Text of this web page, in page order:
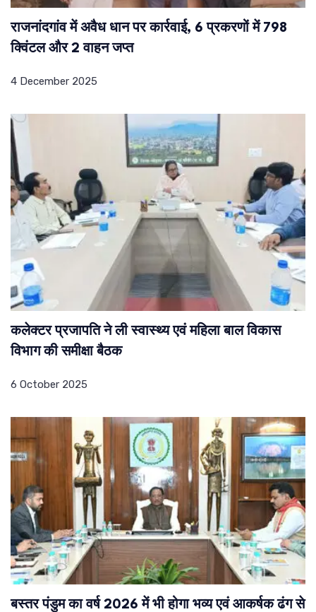
राजनांदगांव में अवैध धान पर कार्रवाई, 6 प्रकरणों में 798
क्विंटल और 2 वाहन जप्त
4 December 2025
कलेक्टर प्रजापति ने ली स्वास्थ्य एवं महिला बाल विकास
विभाग की समीक्षा बैठक
6 October 2025
बस्तर पंडुम का वर्ष 2026 में भी होगा भव्य एवं आकर्षक ढंग से